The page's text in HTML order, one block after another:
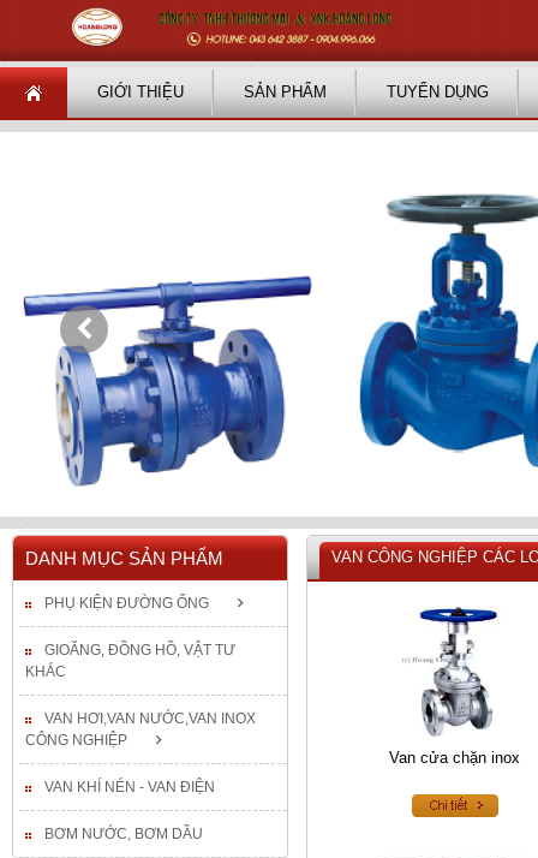
GIỚI THIỆU SẢN PHẨM TUYỂN DỤNG
DANH MỤC SẢN PHẨM
PHỤ KIỆN ĐƯỜNG ỐNG
GIOĂNG, ĐỒNG HỒ, VẬT TƯ
KHÁC
VAN HƠI,VAN NƯỚC,VAN INOX
CÔNG NGHIỆP
VAN KHÍ NÉN - VAN ĐIỆN
BƠM NƯỚC, BƠM DẦU
VAN CÔNG NGHIỆP CÁC
Van cửa chặn inox